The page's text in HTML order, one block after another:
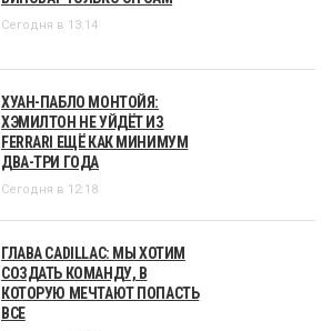
Сегодня в 13:14
ХУАН-ПАБЛО МОНТОЙЯ:
ХЭМИЛТОН НЕ УЙДЁТ ИЗ
FERRARI ЕЩЁ КАК МИНИМУМ
ДВА-ТРИ ГОДА
Сегодня в 12:18
ГЛАВА CADILLAC: МЫ ХОТИМ
СОЗДАТЬ КОМАНДУ, В
КОТОРУЮ МЕЧТАЮТ ПОПАСТЬ
ВСЕ